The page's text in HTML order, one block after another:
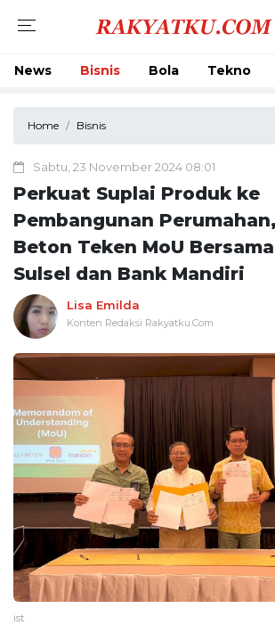
News Bisnis Bola Tekno
Home Bisnis
Sabtu, 23 November 2024 08:01
Perkuat Suplai Produk ke
Pembangunan
Beton Teken MoU Bersama
Sulsel dan Bank Mandiri
Lisa Emilda
Konten Redaksi Rakyatku.Com
ist